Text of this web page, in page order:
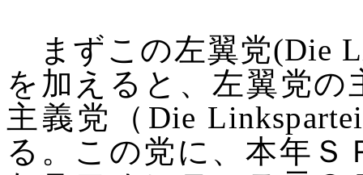
まずこの左翼党(Die
を加えると、左翼党の
主義党（ Die Linkspartei
る。この党に、本年Ｓ